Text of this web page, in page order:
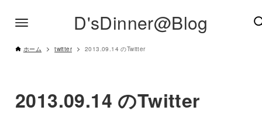
D'sDinner@Blog
ホーム twitter 2013.09.14 のTwitter
2013.09.14 のTwitter